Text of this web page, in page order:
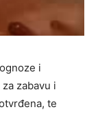
i
zabavu i
te